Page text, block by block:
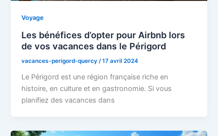
Voyage
Les bénéfices d’opter pour Airbnb lors
de vos vacances dans le Périgord
vacances-perigord-quercy/17 avril 2024
Le Périgord est une région française riche en
histoire, en culture et en gastronomie. Si vous
planifiez des vacances dans